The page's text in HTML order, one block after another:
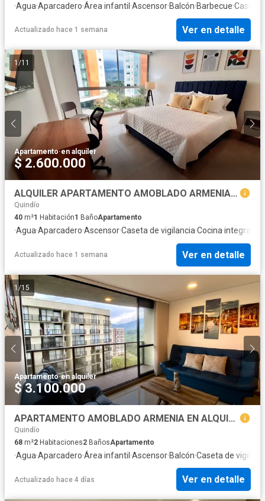
·Agua·Aparcadero·Área infantil·Ascensor·Balcón·Barbecue·Caseta
Actualizado hace 1 semana Ver en detalle
1/11
Apartamento·en alquiler
$ 2.600.000
ALQUILER APARTAMENTO AMOBLADO ARMENIA CERCA A CLINICAS FUNDADORES
Quindío
40 m²1 Habitación1 BañoApartamento
·Agua·Aparcadero·Ascensor·Caseta de vigilancia·Cocina integral
Actualizado hace 1 semana Ver en detalle
1 /15
Apartamento·en alquiler
$ 3.100.000
APARTAMENTO AMOBLADO ARMENIA EN ALQUILER ZONATA
Quindío
68 m²2 Habitaciones2 BañosApartamento
·Agua·Aparcadero·Área infantil ·Ascensor·Balcón·Caseta de
Actualizado hace 4 días Ver en detalle